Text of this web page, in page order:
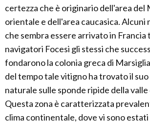
certezza che è originario dell'area
orientale e dell'area caucasica. Alcuni
che sembra essere arrivato in Francia
navigatori Focesi gli stessi che
fondarono la colonia greca di
del tempo tale vitigno ha trovato il
naturale sulle sponde ripide della valle
Questa zona è caratterizzata
clima continentale, dove vi sono